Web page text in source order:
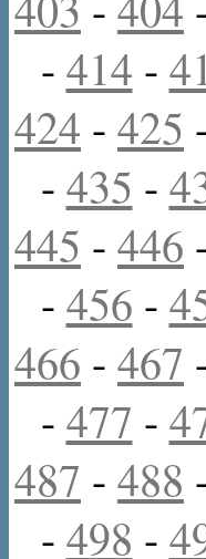
- 414 -
424 - 425
- 435 -
445 - 446
- 456 -
466 - 467
- 477 -
487 - 488
- 498 -